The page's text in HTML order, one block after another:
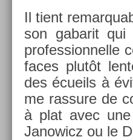
Il tient
son gabarit qui
pro­fes­sion­nelle
faces plutôt
des écueils à
me ras­sure de
à plat avec
Janowicz ou le